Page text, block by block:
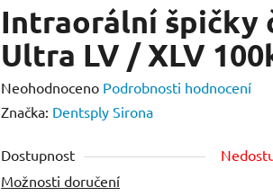
Intraorální špičky
Ultra LV / XLV
Průměrné
hodnocení
je
0,0
Neohodnoceno Podrobnosti hodnocení
Značka: Dentsply Sirona
Dostupnost
Možnosti doručení